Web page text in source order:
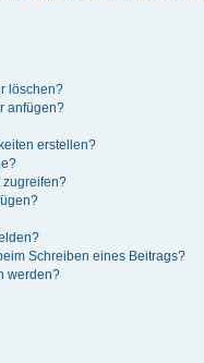
löschen?
anfügen?
erstellen?
zugreifen?
Schreiben eines Beitrags?
werden?